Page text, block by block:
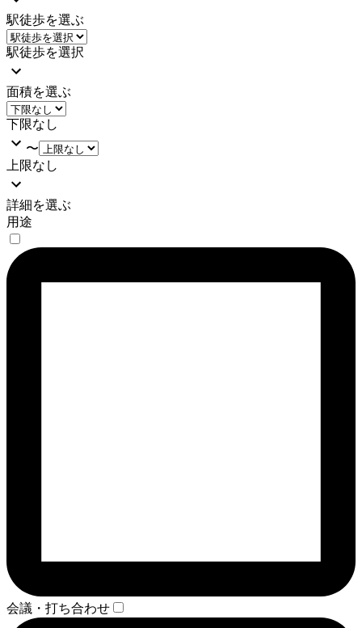
駅徒歩を選ぶ
駅徒歩を選択
面積を選ぶ
下限なし
〜
上限なし
詳細を選ぶ
用途
会議・打ち合わせ